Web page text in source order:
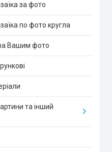
за фото
по фото кругла
Вашим фото
та інший